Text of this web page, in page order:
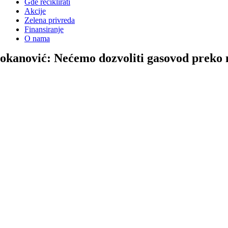
Gde reciklirati
Akcije
Zelena privreda
Finansiranje
O nama
Nećemo dozvoliti gasovod